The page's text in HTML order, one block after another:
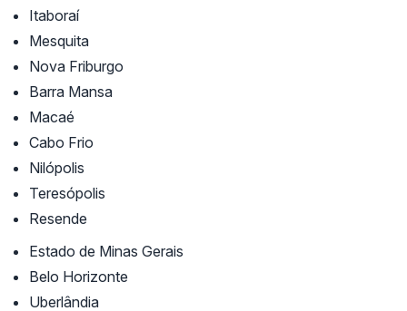
Itaboraí
Mesquita
Nova Friburgo
Barra Mansa
Macaé
Cabo Frio
Nilópolis
Teresópolis
Resende
Estado de Minas Gerais
Belo Horizonte
Uberlândia